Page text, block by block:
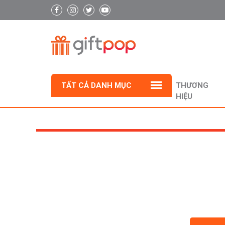
TẤT CẢ DANH MỤC
THƯƠNG
HIỆU